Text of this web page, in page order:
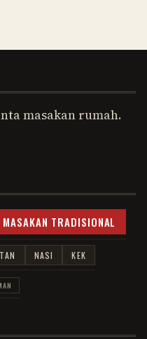
masakan rumah.
MASAKAN TRADISIONAL
NASI KEK